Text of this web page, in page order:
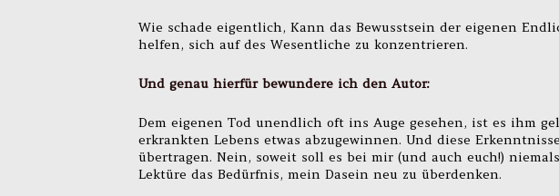
Wie schade eigentlich, Kann das Bewusstsein der eigenen
helfen, sich auf des Wesentliche zu konzentrieren.
Und genau hierfür bewundere ich den Autor:
Dem eigenen Tod unendlich oft ins Auge gesehen, ist es ihm
erkrankten Lebens etwas abzugewinnen. Und diese
übertragen. Nein, soweit soll es bei mir (und auch euch!)
Lektüre das Bedürfnis, mein Dasein neu zu überdenken.